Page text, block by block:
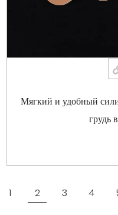
Мягкий и удобный
грудь
1
2 3 4